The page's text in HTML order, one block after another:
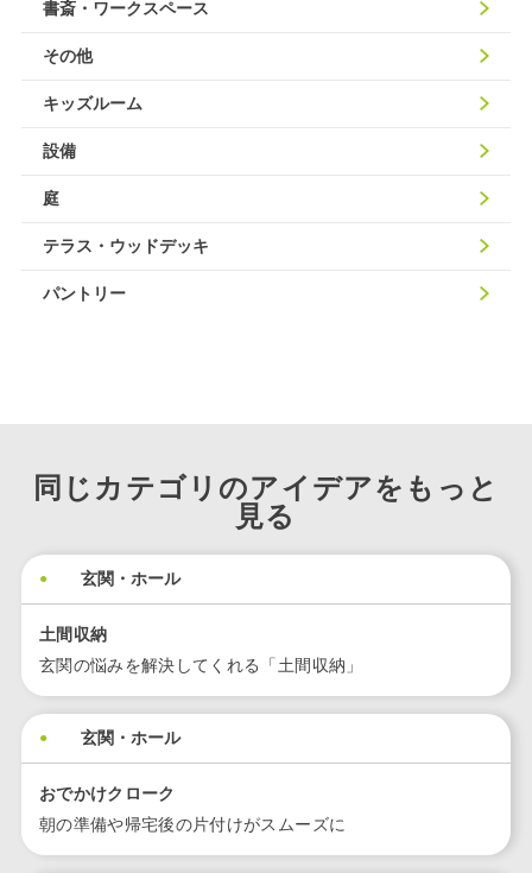
書斎・ワークスペース
その他
キッズルーム
設備
庭
テラス・ウッドデッキ
パントリー
同じカテゴリのアイデアをもっと
見る
玄関・ホール
土間収納
玄関の悩みを解決してくれる「土間収納」
玄関・ホール
おでかけクローク
朝の準備や帰宅後の片付けがスムーズに